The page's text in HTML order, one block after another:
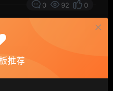
0 92 0
今日正式宣布与阿里巴巴
作伙伴关系。双方将首先
算应用、高精地图及出行
合作。
推荐